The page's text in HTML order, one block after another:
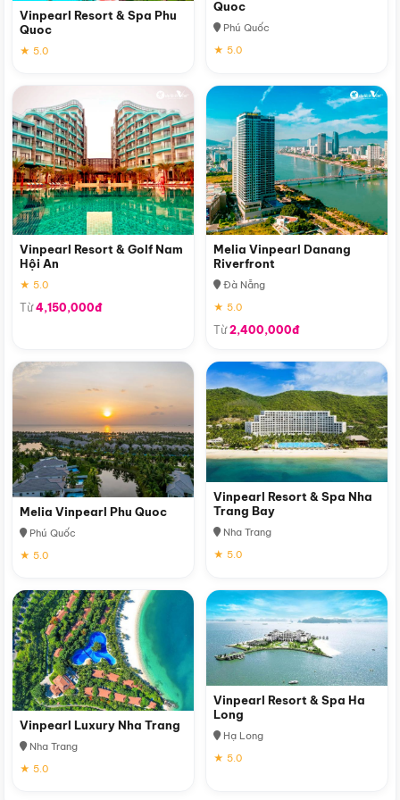
Vinpearl Resort & Spa Phu
Quoc
★ 5.0
Quoc
Phú Quốc
★ 5.0
Vinpearl Resort & Golf Nam
Hội An
★ 5.0
Từ4,150,000đ
Melia Vinpearl Danang
Riverfront
Đà Nẵng
★ 5.0
Từ2,400,000đ
Melia Vinpearl Phu Quoc
Phú Quốc
★ 5.0
Vinpearl Resort & Spa Nha
Trang Bay
Nha Trang
★ 5.0
Vinpearl Luxury Nha Trang
Nha Trang
★ 5.0
Vinpearl Resort & Spa Ha
Long
Hạ Long
★ 5.0